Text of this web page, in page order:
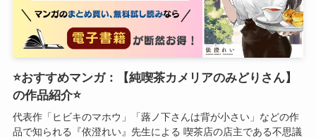
⭐おすすめマンガ：【純喫茶カメリアのみどりさん】
の作品紹介⭐
代表作「ヒビキのマホウ」「蕗ノ下さんは背が小さい」などの作
品で知られる『依澄れい』先生による 喫茶店の店主である不思議